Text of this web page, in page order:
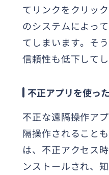
てリンクをクリッ
のシステムによっ
てしまいます。そ
信頼性も低下して
不正アプリを使っ
不正な遠隔操作ア
隔操作されること
は、不正アクセス
ンストールされ、